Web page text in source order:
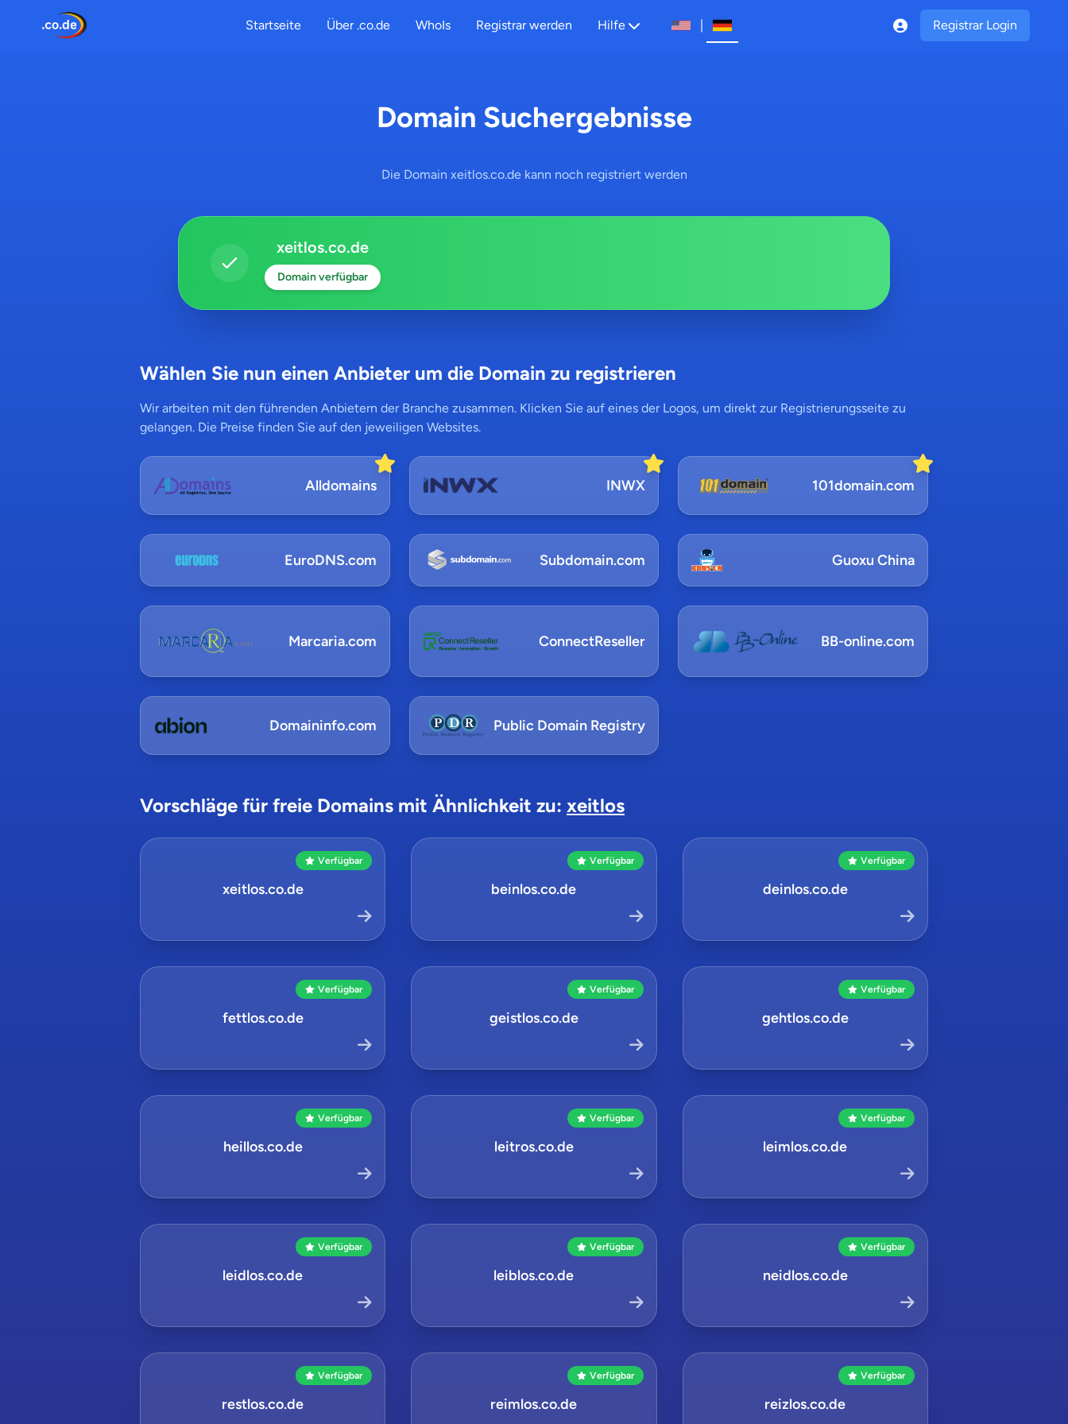
Startseite Über .co.de WhoIs Registrar werden Hilfe | Registrar Login
Domain Suchergebnisse
Die Domain xeitlos.co.de kann noch registriert werden
xeitlos.co.de
Domain verfügbar
Wählen Sie nun einen Anbieter um die Domain zu registrieren
Wir arbeiten mit den führenden Anbietern der Branche zusammen. Klicken Sie auf eines der Logos, um direkt zur Registrierungsseite zu
gelangen. Die Preise finden Sie auf den jeweiligen Websites.
Alldomains INWX 101domain.com
EuroDNS.com Subdomain.com Guoxu China
Marcaria.com ConnectReseller BB-online.com
Domaininfo.com Public Domain Registry
Vorschläge für freie Domains mit Ähnlichkeit zu: xeitlos
Verfügbar
xeitlos.co.de
Verfügbar
beinlos.co.de
Verfügbar
deinlos.co.de
Verfügbar
fettlos.co.de
Verfügbar
geistlos.co.de
Verfügbar
gehtlos.co.de
Verfügbar
heillos.co.de
Verfügbar
leitros.co.de
Verfügbar
leimlos.co.de
Verfügbar
leidlos.co.de
Verfügbar
leiblos.co.de
Verfügbar
neidlos.co.de
Verfügbar
restlos.co.de
Verfügbar
reimlos.co.de
Verfügbar
reizlos.co.de